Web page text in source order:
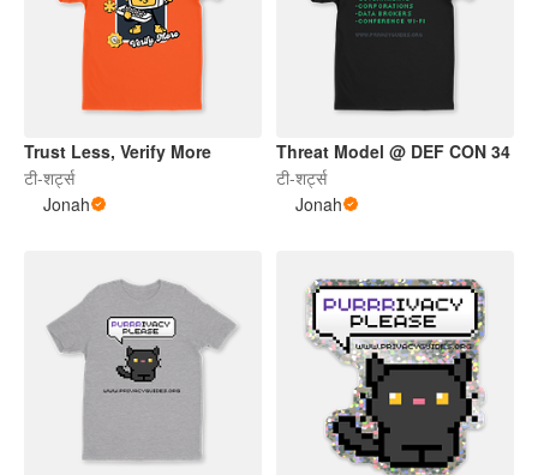
Trust Less, Verify More
टी-शर्ट्स
Jonah
Threat Model @ DEF CON 34
टी-शर्ट्स
Jonah